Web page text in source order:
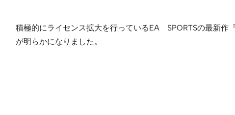
積極的にライセンス拡大を行っているEA SPORTSの最新作
が明らかになりました。